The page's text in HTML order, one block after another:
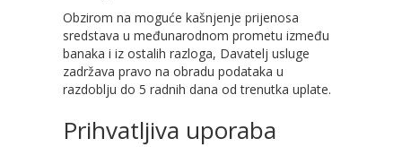
Obzirom na moguće kašnjenje prijenosa
sredstava u međunarodnom prometu između
banaka i iz ostalih razloga, Davatelj usluge
zadržava pravo na obradu podataka u
razdoblju do 5 radnih dana od trenutka uplate.
Prihvatljiva uporaba